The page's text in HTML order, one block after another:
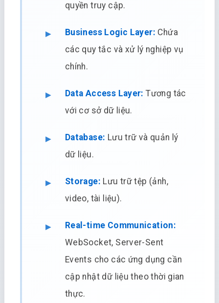
quyền truy cập.
Business Logic Layer: Chứa
các quy tắc và xử lý nghiệp vụ
chính.
Data Access Layer: Tương tác
với cơ sở dữ liệu.
Database: Lưu trữ và quản lý
dữ liệu.
Storage: Lưu trữ tệp (ảnh,
video, tài liệu).
Real-time Communication:
WebSocket, Server-Sent
Events cho các ứng dụng cần
cập nhật dữ liệu theo thời gian
thực.